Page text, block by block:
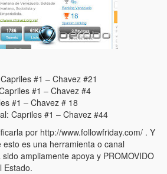
#1 – Chavez #21
#1 – Chavez #4
#1 – Chavez # 18
Capriles #1 – Chavez #44
por http://www.followfriday.com/ . Y
es una herramienta o canal
ampliamente apoya y PROMOVIDO
Estado.